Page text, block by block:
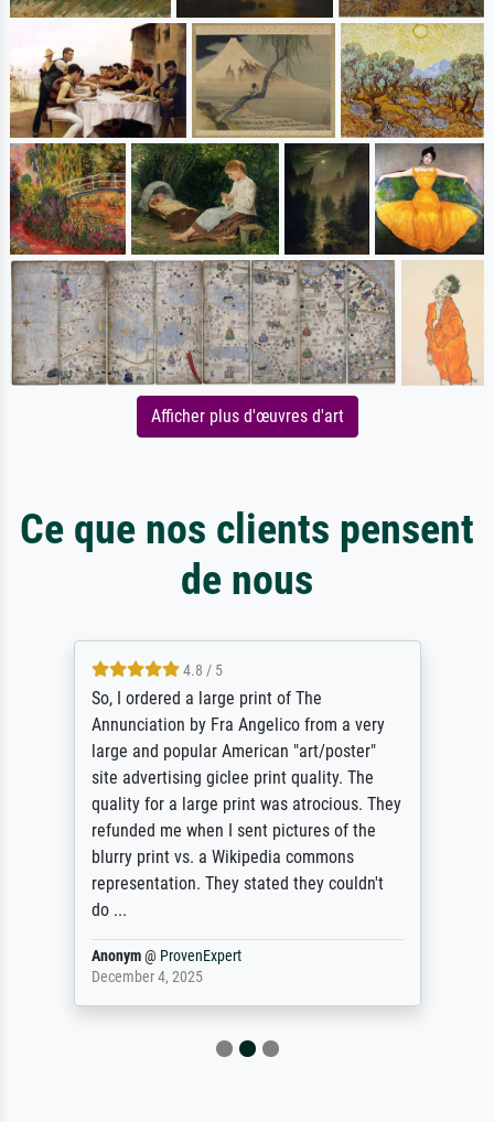
Afficher plus d'œuvres d'art
Ce que nos clients pensent
de nous
4.8 / 5
So, I ordered a large print of The
Annunciation by Fra Angelico from a very
large and popular American "art/poster"
site advertising giclee print quality. The
quality for a large print was atrocious. They
refunded me when I sent pictures of the
blurry print vs. a Wikipedia commons
representation. They stated they couldn't
do ...
Anonym@ ProvenExpert
December 4, 2025